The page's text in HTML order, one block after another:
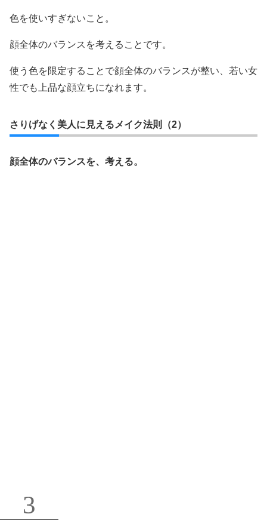
色を使いすぎないこと。
顔全体のバランスを考えることです。
使う色を限定することで顔全体のバランスが整い、若い女
性でも上品な顔立ちになれます。
さりげなく美人に見えるメイク法則（2）
顔全体のバランスを、考える。
3